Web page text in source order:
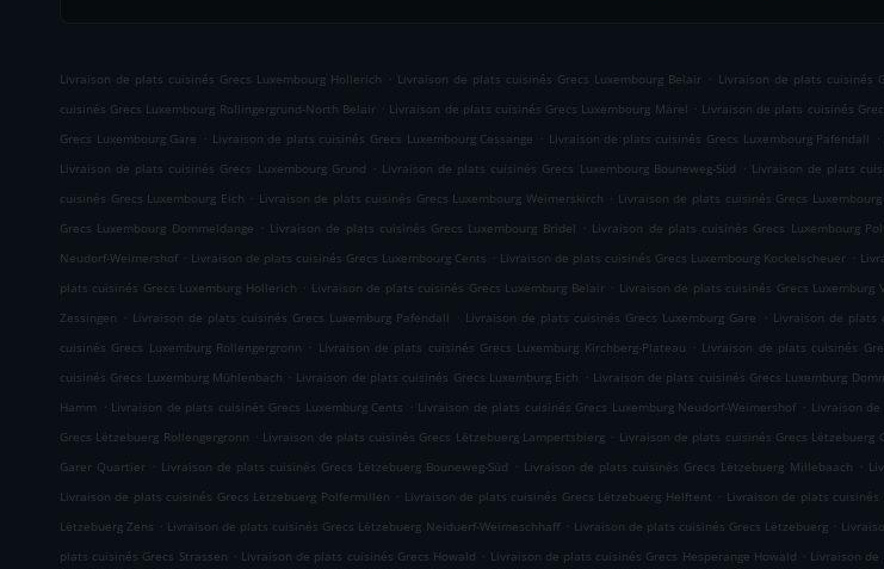
Livraison de plats cuisinés Grecs Luxembourg Hollerich . Livraison de plats cuisinés Grecs Luxembourg Belair . Livraison de plats cuisinés
cuisinés Grecs Luxembourg Rollingergrund-North Belair . Livraison de plats cuisinés Grecs Luxembourg Märel . Livraison de plats cuisinés
Grecs Luxembourg Gare . Livraison de plats cuisinés Grecs Luxembourg Cessange . Livraison de plats cuisinés Grecs Luxembourg Pafendall .
Livraison de plats cuisinés Grecs Luxembourg Grund . Livraison de plats cuisinés Grecs Luxembourg Bouneweg-Süd . Livraison de plats
cuisinés Grecs Luxembourg Eich . Livraison de plats cuisinés Grecs Luxembourg Weimerskirch . Livraison de plats cuisinés Grecs
Grecs Luxembourg Dommeldange . Livraison de plats cuisinés Grecs Luxembourg Bridel . Livraison de plats cuisinés Grecs Luxembourg
Neudorf-Weimershof . Livraison de plats cuisinés Grecs Luxembourg Cents . Livraison de plats cuisinés Grecs Luxembourg Kockelscheuer .
plats cuisinés Grecs Luxemburg Hollerich . Livraison de plats cuisinés Grecs Luxemburg Belair . Livraison de plats cuisinés Grecs Luxemburg
Zessingen . Livraison de plats cuisinés Grecs Luxemburg Pafendall . Livraison de plats cuisinés Grecs Luxemburg Gare . Livraison de plats
cuisinés Grecs Luxemburg Rollengergronn . Livraison de plats cuisinés Grecs Luxemburg Kirchberg-Plateau . Livraison de plats cuisinés
cuisinés Grecs Luxemburg Mühlenbach . Livraison de plats cuisinés Grecs Luxemburg Eich . Livraison de plats cuisinés Grecs Luxemburg
Hamm . Livraison de plats cuisinés Grecs Luxemburg Cents . Livraison de plats cuisinés Grecs Luxemburg Neudorf-Weimershof . Livraison
Grecs Lëtzebuerg Rollengergronn . Livraison de plats cuisinés Grecs Lëtzebuerg Lampertsbierg . Livraison de plats cuisinés Grecs Lëtzebuerg
Garer Quartier . Livraison de plats cuisinés Grecs Lëtzebuerg Bouneweg-Süd . Livraison de plats cuisinés Grecs Lëtzebuerg Millebaach .
Livraison de plats cuisinés Grecs Lëtzebuerg Polfermillen . Livraison de plats cuisinés Grecs Lëtzebuerg Helftent . Livraison de plats cuisinés
Lëtzebuerg Zens . Livraison de plats cuisinés Grecs Lëtzebuerg Neiduerf-Weimeschhaff . Livraison de plats cuisinés Grecs Lëtzebuerg .
plats cuisinés Grecs Strassen . Livraison de plats cuisinés Grecs Howald . Livraison de plats cuisinés Grecs Hesperange Howald . Livraison de